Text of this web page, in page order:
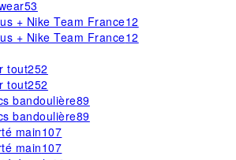
53
+ Nike Team France12
+ Nike Team France12
tout252
tout252
bandoulière89
bandoulière89
main107
main107